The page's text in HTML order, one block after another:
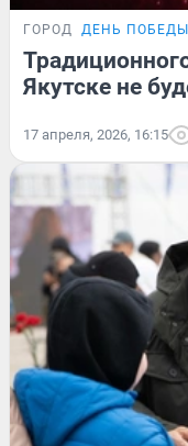
ГОРОД ДЕНЬ ПОБЕДЫ
Якутске не
17 апреля, 2026, 16:15